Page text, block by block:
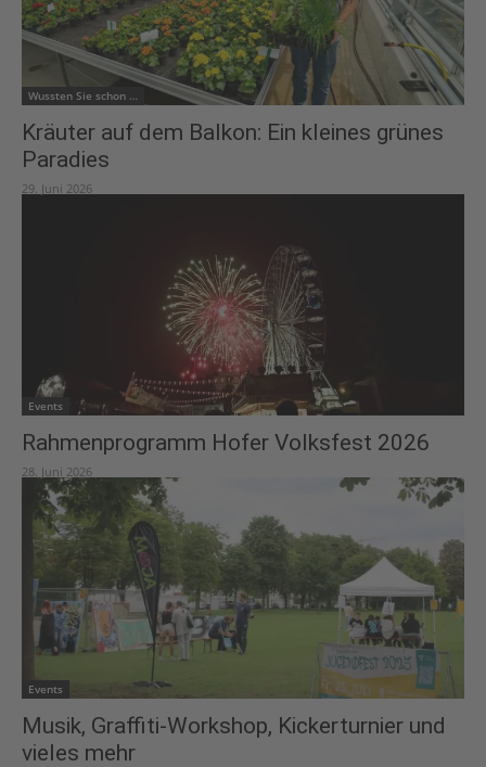
Wussten Sie schon …
Kräuter auf dem Balkon: Ein kleines grünes
Paradies
29. Juni 2026
Events
Rahmenprogramm Hofer Volksfest 2026
28. Juni 2026
Events
Musik, Graffiti-Workshop, Kickerturnier und
vieles mehr